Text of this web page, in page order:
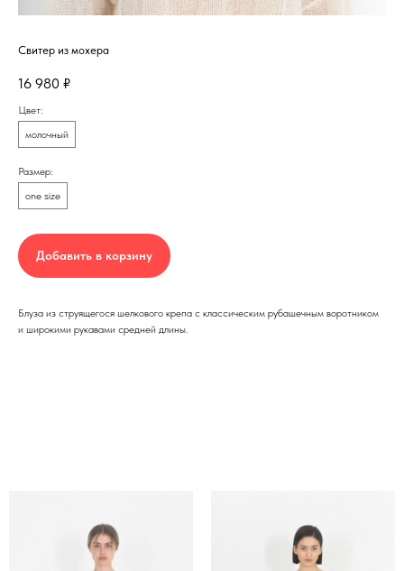
Свитер из мохера
16 980 ₽
Цвет:
молочный
Размер:
one size
Добавить в корзину
Блуза из струящегося шелкового крепа с классическим рубашечным воротником
и широкими рукавами средней длины.